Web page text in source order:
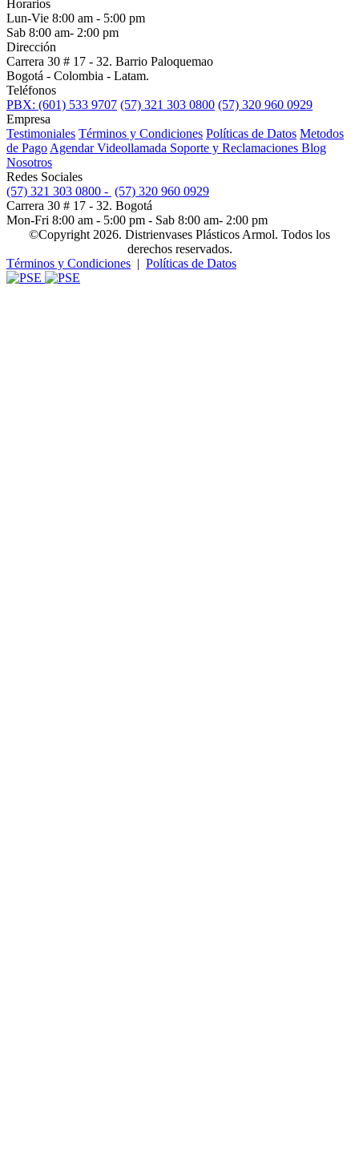
Horarios
Lun-Vie 8:00 am - 5:00 pm
Sab 8:00 am- 2:00 pm
Dirección
Carrera 30 # 17 - 32. Barrio Paloquemao
Bogotá - Colombia - Latam.
Teléfonos
PBX: (601) 533 9707 (57) 321 303 0800 (57) 320 960 0929
Empresa
Testimoniales Términos y Condiciones Políticas de Datos Metodos
de Pago Agendar Videollamada Soporte y Reclamaciones Blog
Nosotros
Redes Sociales
(57) 321 303 0800 - (57) 320 960 0929
Carrera 30 # 17 - 32. Bogotá
Mon-Fri 8:00 am - 5:00 pm - Sab 8:00 am- 2:00 pm
©Copyright 2026. Distrienvases Plásticos Armol. Todos los
derechos reservados.
Términos y Condiciones | Políticas de Datos